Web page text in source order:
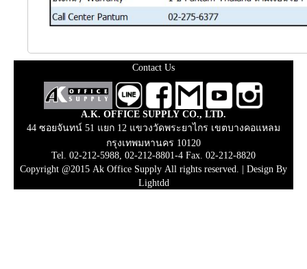
Contact Us
A.K. OFFICE SUPPLY CO., LTD.
44 ซอยจันทน์ 51 แยก 12 แขวงวัดพระยาไกร เขตบางคอแหลม
กรุงเทพมหานคร 10120
Tel. 02-212-5988, 02-212-8801-4 Fax. 02-212-8820
Copyright @2015 Ak Office Supply All rights reserved. | Design By
Lightdd